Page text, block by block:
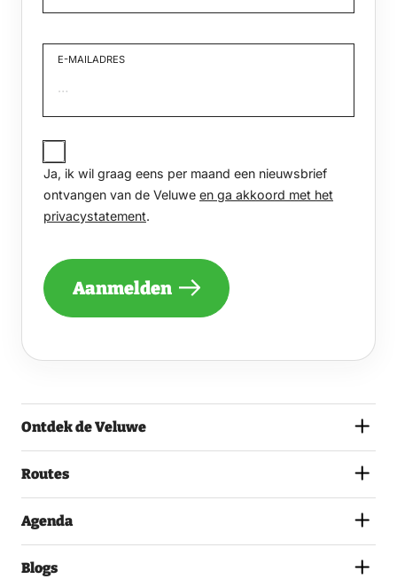
E-MAILADRES
JA,
IK
WIL
GRAAG
PER
EEN
ONTVANGEN
EN
HET
Ja, ik wil graag eens per maand een nieuwsbrief
ontvangen van de Veluwe en ga akkoord met het
privacystatement.
Aanmelden
Ontdek de Veluwe
Routes
Agenda
Blogs